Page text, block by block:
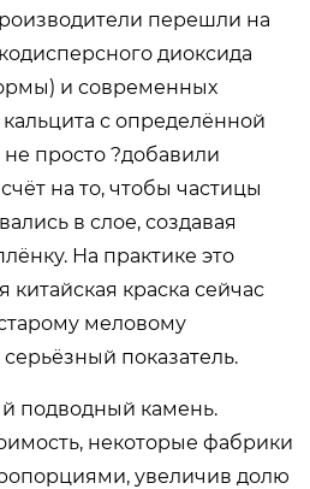
перешли на
диоксида
и современных
с определённой
просто ?добавили
на то, чтобы частицы
в слое, создавая
На практике это
китайская краска сейчас
меловому
показатель.
подводный камень.
некоторые фабрики
увеличив долю